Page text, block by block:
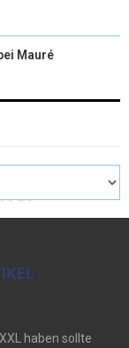
Mauré
haben sollte